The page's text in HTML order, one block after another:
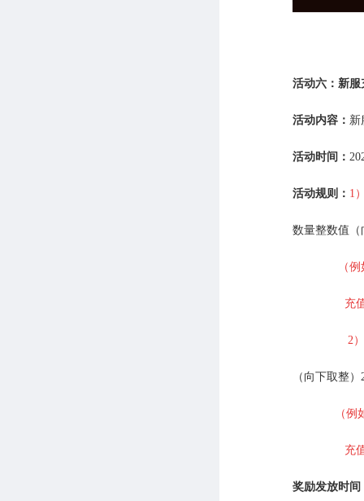
活动六：新服
活动内容： 新
活动时间：
活动规则： 1
数量整数值（
（
充
2）
（向下取整
（
充
奖励发放时间